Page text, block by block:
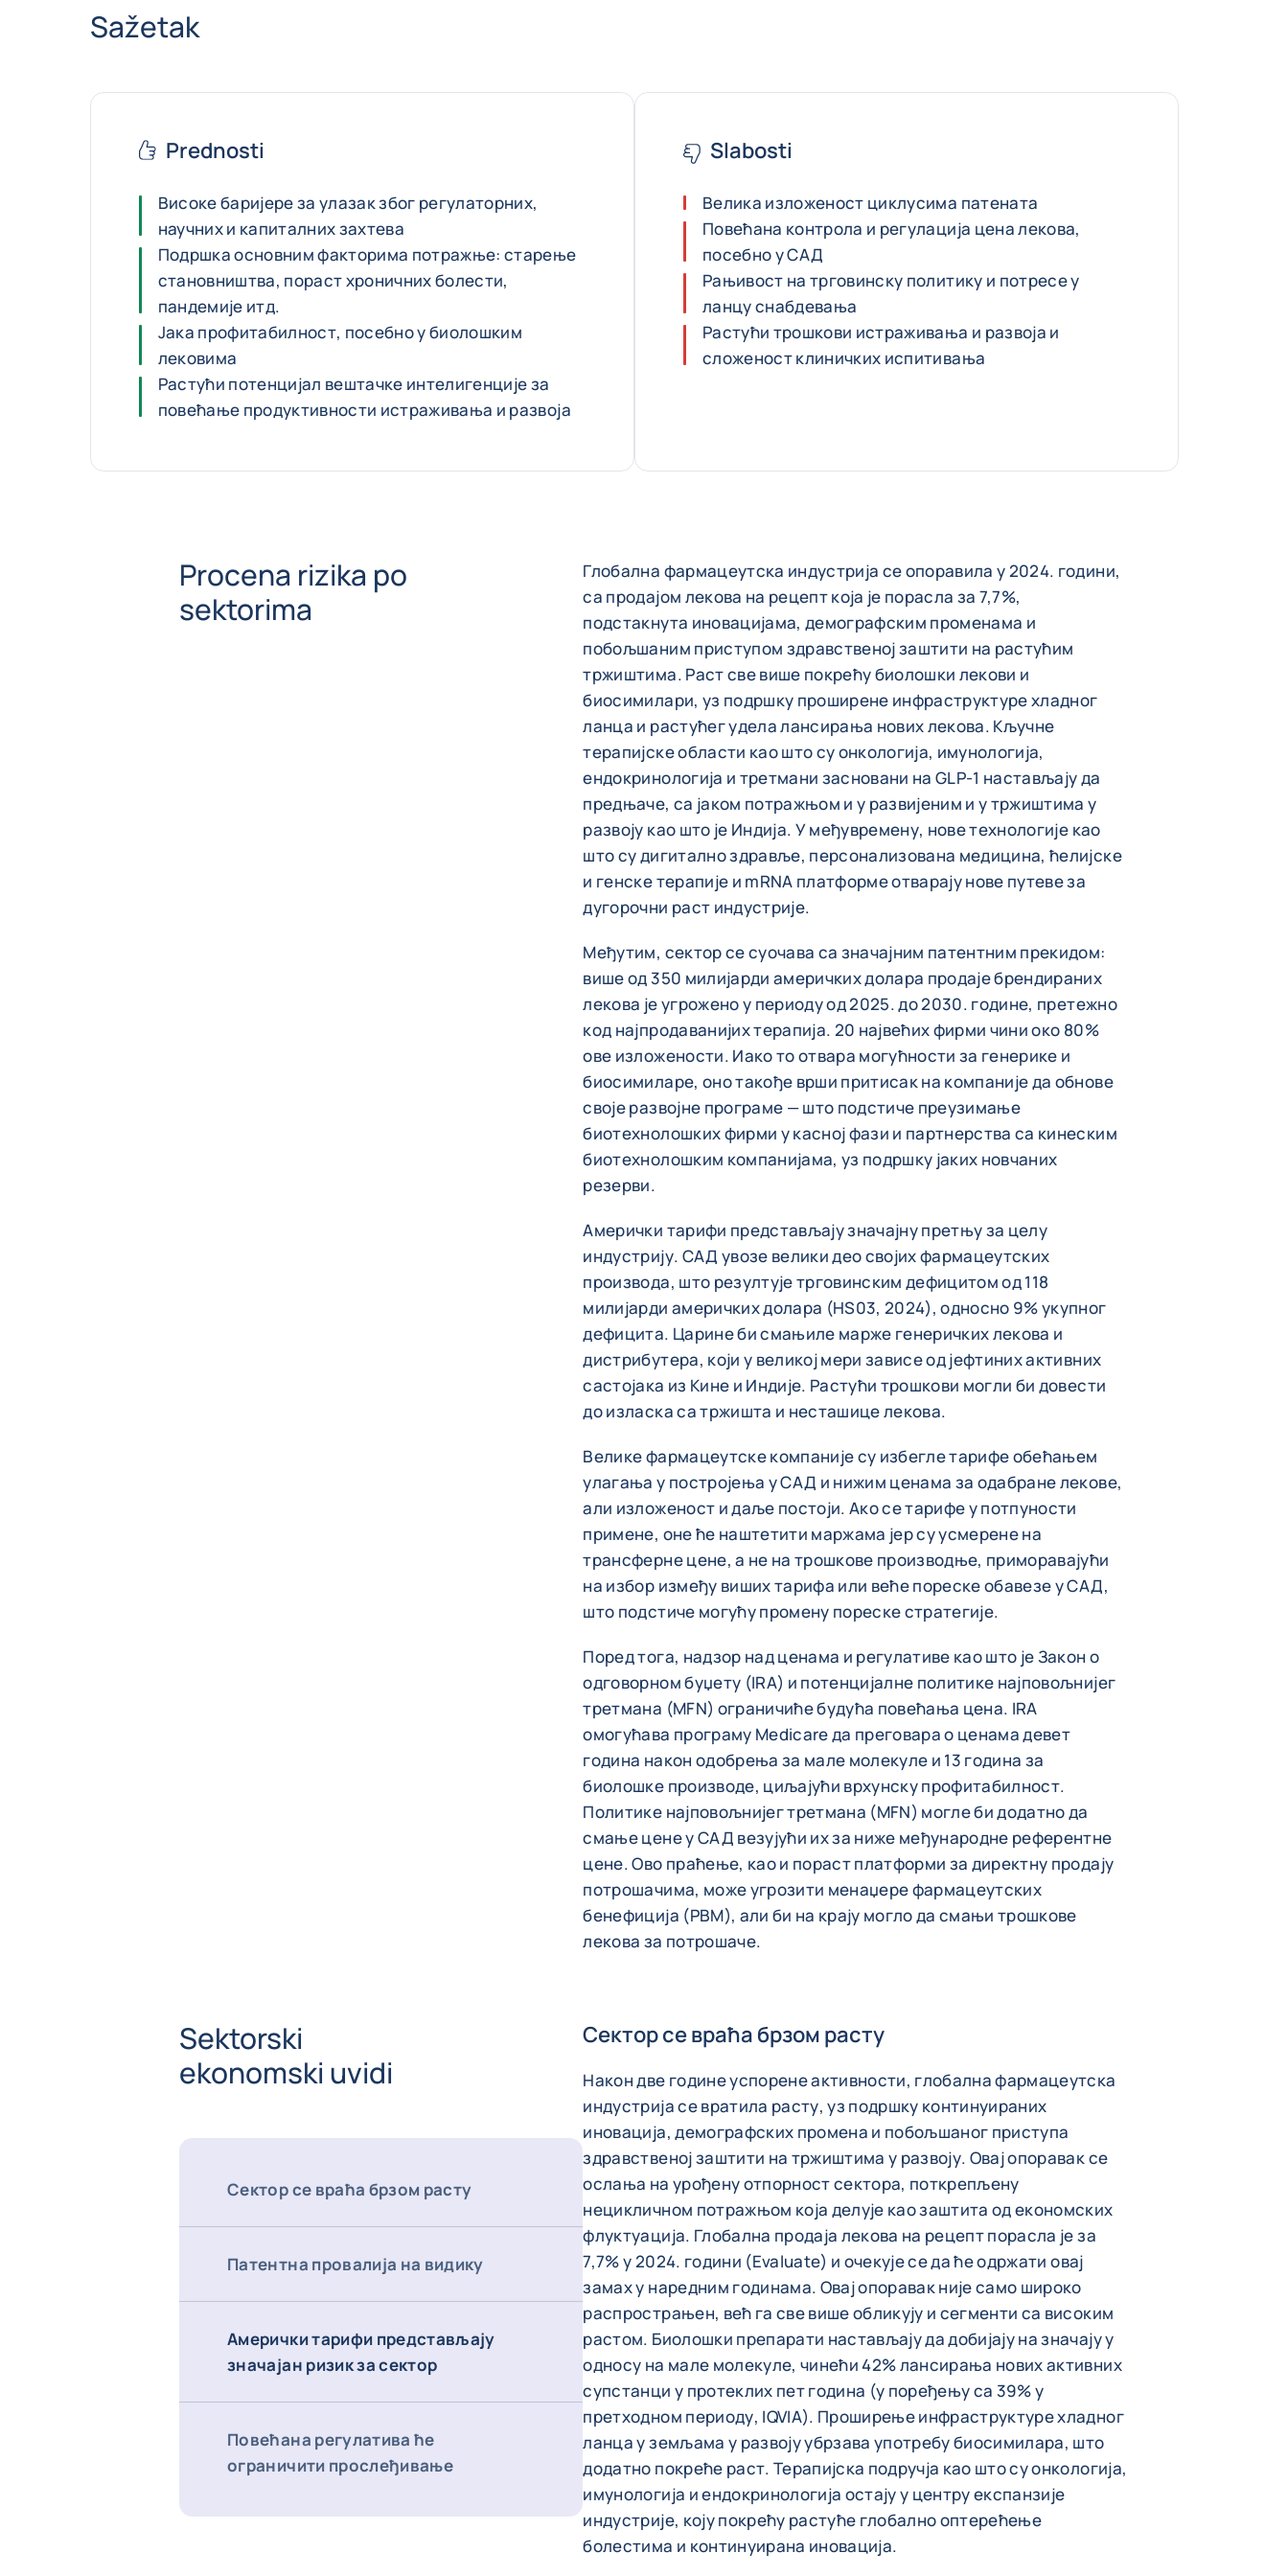
Sažetak
Prednosti
Високе баријере за улазак због регулаторних,
научних и капиталних захтева
Подршка основним факторима потражње: старење
становништва, пораст хроничних болести,
пандемије итд.
Јака профитабилност, посебно у биолошким
лековима
Растући потенцијал вештачке интелигенције за
повећање продуктивности истраживања и развоја
Slabosti
Велика изложеност циклусима патената
Повећана контрола и регулација цена лекова,
посебно у САД
Рањивост на трговинску политику и потресе у
ланцу снабдевања
Растући трошкови истраживања и развоја и
сложеност клиничких испитивања
Procena rizika po
sektorima
Глобална фармацеутска индустрија се опоравила у 2024. години,
са продајом лекова на рецепт која је порасла за 7,7%,
подстакнута иновацијама, демографским променама и
побољшаним приступом здравственој заштити на растућим
тржиштима. Раст све више покрећу биолошки лекови и
биосимилари, уз подршку проширене инфраструктуре хладног
ланца и растућег удела лансирања нових лекова. Кључне
терапијске области као што су онкологија, имунологија,
ендокринологија и третмани засновани на GLP-1 настављају да
предњаче, са јаком потражњом и у развијеним и у тржиштима у
развоју као што је Индија. У међувремену, нове технологије као
што су дигитално здравље, персонализована медицина, ћелијске
и генске терапије и mRNA платформе отварају нове путеве за
дугорочни раст индустрије.
Међутим, сектор се суочава са значајним патентним прекидом:
више од 350 милијарди америчких долара продаје брендираних
лекова је угрожено у периоду од 2025. до 2030. године, претежно
код најпродаванијих терапија. 20 највећих фирми чини око 80%
ове изложености. Иако то отвара могућности за генерике и
биосимиларе, оно такође врши притисак на компаније да обнове
своје развојне програме — што подстиче преузимање
биотехнолошких фирми у касној фази и партнерства са кинеским
биотехнолошким компанијама, уз подршку јаких новчаних
резерви.
Амерички тарифи представљају значајну претњу за целу
индустрију. САД увозе велики део својих фармацеутских
производа, што резултује трговинским дефицитом од 118
милијарди америчких долара (HS03, 2024), односно 9% укупног
дефицита. Царине би смањиле марже генеричких лекова и
дистрибутера, који у великој мери зависе од јефтиних активних
састојака из Кине и Индије. Растући трошкови могли би довести
до изласка са тржишта и несташице лекова.
Велике фармацеутске компаније су избегле тарифе обећањем
улагања у постројења у САД и нижим ценама за одабране лекове,
али изложеност и даље постоји. Ако се тарифе у потпуности
примене, оне ће наштетити маржама јер су усмерене на
трансферне цене, а не на трошкове производње, приморавајући
на избор између виших тарифа или веће пореске обавезе у САД,
што подстиче могућу промену пореске стратегије.
Поред тога, надзор над ценама и регулативе као што је Закон о
одговорном буџету (IRA) и потенцијалне политике најповољнијег
третмана (MFN) ограничиће будућа повећања цена. IRA
омогућава програму Medicare да преговара о ценама девет
година након одобрења за мале молекуле и 13 година за
биолошке производе, циљајући врхунску профитабилност.
Политике најповољнијег третмана (MFN) могле би додатно да
смање цене у САД везујући их за ниже међународне референтне
цене. Ово праћење, као и пораст платформи за директну продају
потрошачима, може угрозити менаџере фармацеутских
бенефиција (PBM), али би на крају могло да смањи трошкове
лекова за потрошаче.
Sektorski
ekonomski uvidi
Сектор се враћа брзом расту
Патентна провалија на видику
Амерички тарифи представљају
значајан ризик за сектор
Повећана регулатива ће
ограничити прослеђивање
Сектор се враћа брзом расту
Након две године успорене активности, глобална фармацеутска
индустрија се вратила расту, уз подршку континуираних
иновација, демографских промена и побољшаног приступа
здравственој заштити на тржиштима у развоју. Овај опоравак се
ослања на урођену отпорност сектора, поткрепљену
нецикличном потражњом која делује као заштита од економских
флуктуација. Глобална продаја лекова на рецепт порасла је за
7,7% у 2024. години (Evaluate) и очекује се да ће одржати овај
замах у наредним годинама. Овај опоравак није само широко
распрострањен, већ га све више обликују и сегменти са високим
растом. Биолошки препарати настављају да добијају на значају у
односу на мале молекуле, чинећи 42% лансирања нових активних
супстанци у протеклих пет година (у поређењу са 39% у
претходном периоду, IQVIA). Проширење инфраструктуре хладног
ланца у земљама у развоју убрзава употребу биосимилара, што
додатно покреће раст. Терапијска подручја као што су онкологија,
имунологија и ендокринологија остају у центру експанзије
индустрије, коју покрећу растуће глобално оптерећење
болестима и континуирана иновација.